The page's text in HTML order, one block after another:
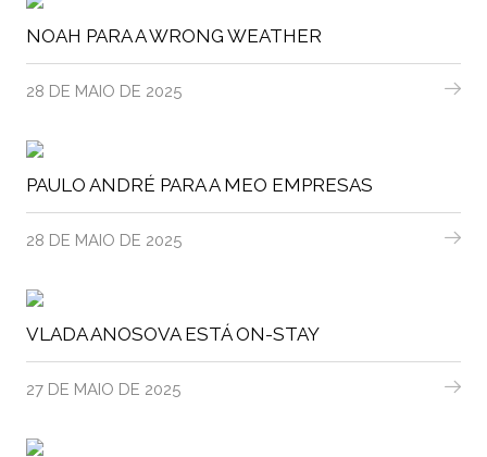
NOAH PARA A WRONG WEATHER
28 DE MAIO DE 2025
PAULO ANDRÉ PARA A MEO EMPRESAS
28 DE MAIO DE 2025
VLADA ANOSOVA ESTÁ ON-STAY
27 DE MAIO DE 2025